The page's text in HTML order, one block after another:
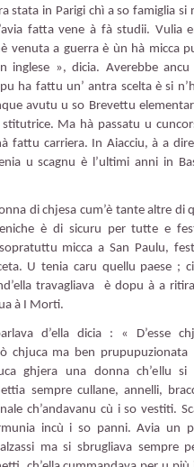
stata in Parigi chì a so famiglia si
fatta vene à fà studii. Vulia
venuta a guerra è ùn hà micca
inglese », dicia. Averebbe
ha fattu un’ antra scelta è si
avutu u so Brevettu
Ma hà passatu u
fattu carriera. In Aiacciu, à a
u scagnu è l’ultimi anni in
di chjesa cum’è tante altre di
è di sicuru per tutte e
micca a San Paulu,
U tenia caru quellu paese ;
travagliava è dopu à a
à I Morti.
d’ella dicia : « D’esse
chjuca ma ben
ghjera una donna ch’ellu
sempre cullane, annelli,
ch’andavanu cù i so vestiti.
incù i so panni. Avia un
ma si sbrugliava sempre